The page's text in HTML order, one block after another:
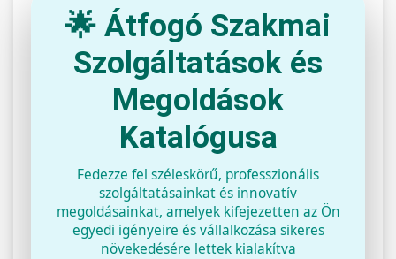
🌟 Átfogó Szakmai
Szolgáltatások és
Megoldások
Katalógusa
Fedezze fel széleskörű, professzionális
szolgáltatásainkat és innovatív
megoldásainkat, amelyek kifejezetten az Ön
egyedi igényeire és vállalkozása sikeres
növekedésére lettek kialakítva